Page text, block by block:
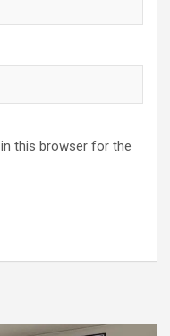
this browser for the